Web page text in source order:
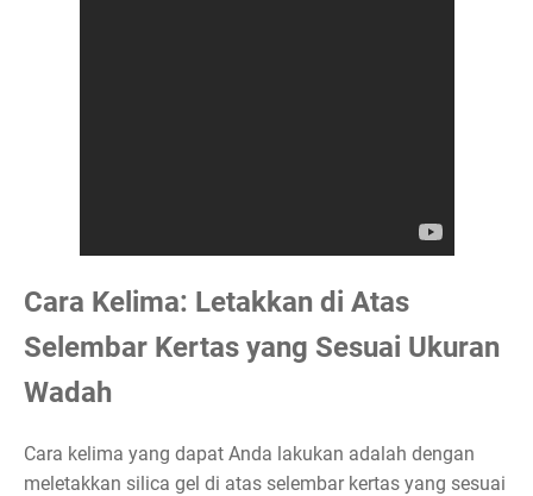
Cara Kelima: Letakkan di Atas
Selembar Kertas yang Sesuai Ukuran
Wadah
Cara kelima yang dapat Anda lakukan adalah dengan
meletakkan silica gel di atas selembar kertas yang sesuai